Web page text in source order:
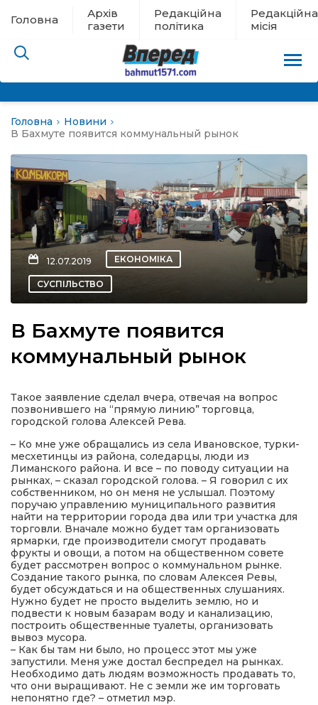
Головна
Архів
газети
Редакційна
політика
Редакційна
місія
евакуації
новини
політика
місія
Головна
Новини
В Бахмуте появится коммунальный рынок
12.07.2019 ЕКОНОМІКА
СУСПІЛЬСТВО
В Бахмуте появится
коммунальный рынок
Такое заявление сделал вчера, отвечая на вопрос
позвонившего на “прямую линию” торговца,
городской голова Алексей Рева.
– Ко мне уже обращались из села Ивановское, турки-
месхетинцы из района, соледарцы, люди из
Лиманского района. И все – по поводу ситуации на
рынках, – сказал городской голова. – Я говорил с их
собственником, но он меня не услышал. Поэтому
поручаю управлению муниципального развития
найти на территории города два или три участка для
торговли. Вначале можно будет там организовать
ярмарки, где производители смогут продавать
фрукты и овощи, а потом на общественном совете
будет рассмотрен вопрос о коммунальном рынке.
Создание такого рынка, по словам Алексея Ревы,
будет обсуждаться и на общественных слушаниях.
Нужно будет не просто выделить землю, но и
подвести к новым базарам воду и канализацию,
построить общественные туалеты, организовать
вывоз мусора.
– Как бы там ни было, но процесс этот мы уже
запустили. Меня уже достал беспредел на рынках.
Необходимо дать людям возможность продавать то,
что они выращивают. Не с земли же им торговать
непонятно где? – отметил мэр.